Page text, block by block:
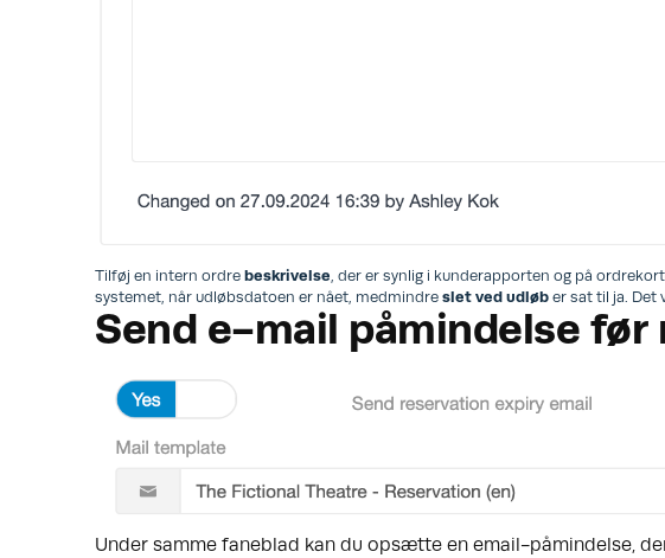
Tilføj en intern ordre beskrivelse, der er synlig i kunderapporten og på
systemet, når udløbsdatoen er nået, medmindre slet ved udløb er sat til ja. Det
Send e-mail påmindelse
Under samme faneblad kan du opsætte en email-påmindelse,